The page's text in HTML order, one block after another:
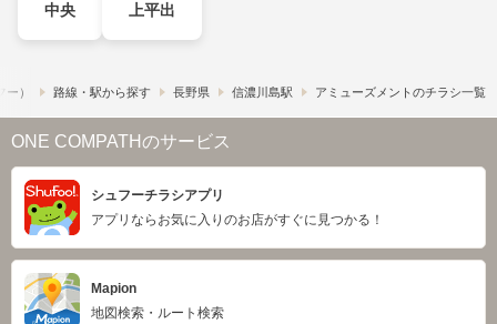
中央 上平出
） 路線・駅から探す 長野県 信濃川島駅 アミューズメントのチラシ一覧
ONE COMPATHのサービス
シュフーチラシアプリ
アプリならお気に入りのお店がすぐに見つかる！
Mapion
地図検索・ルート検索